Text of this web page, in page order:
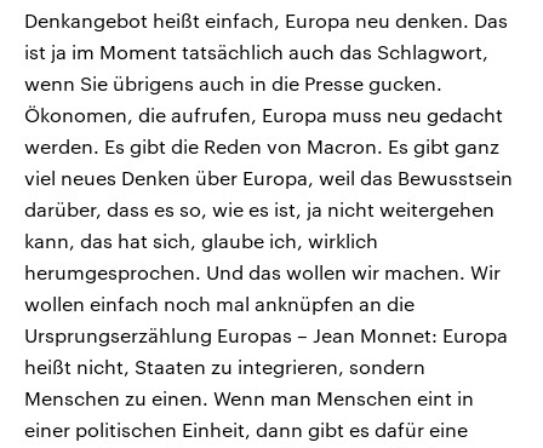
Denkangebot heißt einfach, Europa neu denken. Das
ist ja im Moment tatsächlich auch das Schlagwort,
wenn Sie übrigens auch in die Presse gucken.
Ökonomen, die aufrufen, Europa muss neu gedacht
werden. Es gibt die Reden von Macron. Es gibt ganz
viel neues Denken über Europa, weil das Bewusstsein
darüber, dass es so, wie es ist, ja nicht weitergehen
kann, das hat sich, glaube ich, wirklich
herumgesprochen. Und das wollen wir machen. Wir
wollen einfach noch mal anknüpfen an die
Ursprungserzählung Europas – Jean Monnet: Europa
heißt nicht, Staaten zu integrieren, sondern
Menschen zu einen. Wenn man Menschen eint in
einer politischen Einheit, dann gibt es dafür eine